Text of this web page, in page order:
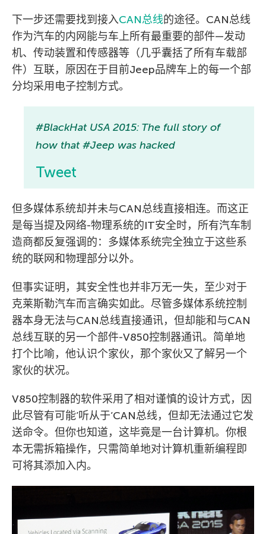
下一步还需要找到接入CAN总线的途径。CAN总线
作为汽车的内网能与车上所有最重要的部件—发动
机、传动装置和传感器等（几乎囊括了所有车载部
件）互联，原因在于目前Jeep品牌车上的每一个部
分均采用电子控制方式。
#BlackHat USA 2015: The full story of
how that #Jeep was hacked
Tweet
但多媒体系统却并未与CAN总线直接相连。而这正
是每当提及网络-物理系统的IT安全时，所有汽车制
造商都反复强调的：多媒体系统完全独立于这些系
统的联网和物理部分以外。
但事实证明，其安全性也并非万无一失，至少对于
克莱斯勒汽车而言确实如此。尽管多媒体系统控制
器本身无法与CAN总线直接通讯，但却能和与CAN
总线互联的另一个部件-V850控制器通讯。简单地
打个比喻，他认识个家伙，那个家伙又了解另一个
家伙的状况。
V850控制器的软件采用了相对谨慎的设计方式，因
此尽管有可能’听从于’CAN总线，但却无法通过它发
送命令。但你也知道，这毕竟是一台计算机。你根
本无需拆箱操作，只需简单地对计算机重新编程即
可将其添加入内。